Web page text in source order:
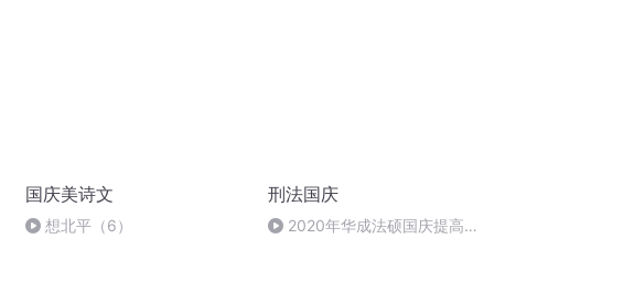
国庆美诗文
想北平（6）
刑法国庆
2020年华成法硕国庆提高班